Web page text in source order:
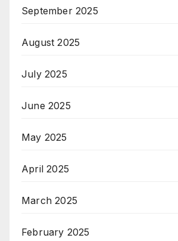
September 2025
August 2025
July 2025
June 2025
May 2025
April 2025
March 2025
February 2025